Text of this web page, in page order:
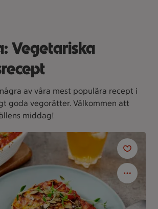
Vegetariska
av våra mest populära recept i
goda vegorätter. Välkommen att
middag!